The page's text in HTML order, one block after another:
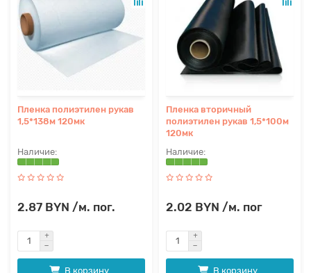
Пленка полиэтилен рукав
1,5*138м 120мк
2.87 BYN /м. пог.
В корзину
Пленка вторичный
полиэтилен рукав 1,5*100м
120мк
2.02 BYN /м. пог
В корзину